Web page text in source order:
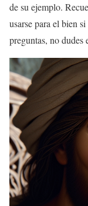
de su ejemplo.
usarse para el bien
preguntas, no dudes